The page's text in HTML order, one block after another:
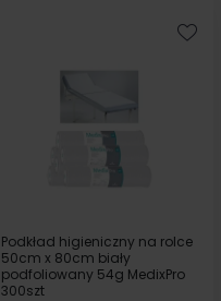
Podkład higieniczny na rolce
50cm x 80cm biały
podfoliowany 54g MedixPro
300szt